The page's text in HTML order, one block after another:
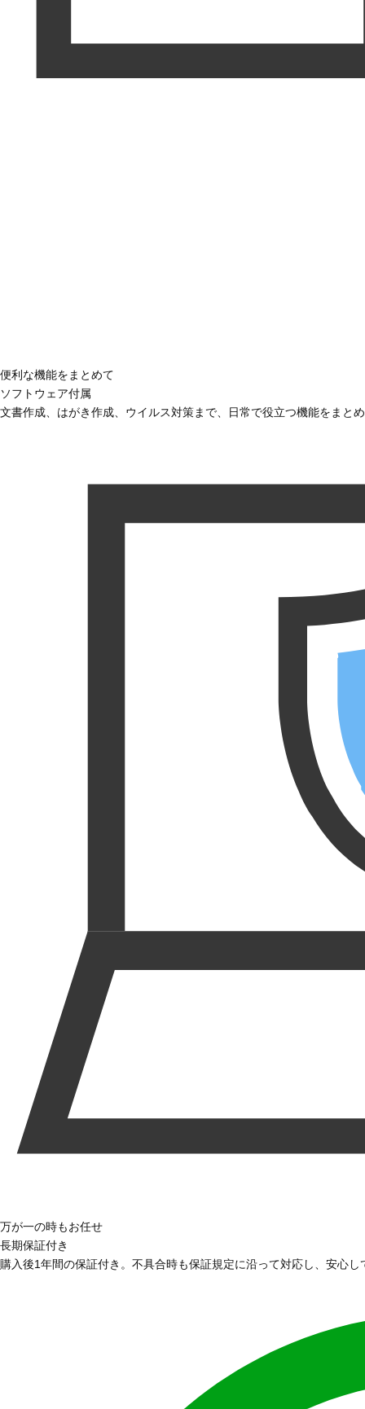
便利な機能をまとめて
ソフトウェア付属
文書作成、はがき作成、ウイルス対策まで、日常で役立つ機能をまと
万が一の時もお任せ
長期保証付き
購入後1年間の保証付き。不具合時も保証規定に沿って対応し、安心